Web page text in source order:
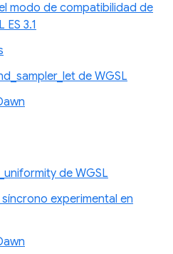
modo de compatibilidad de
3.1
de WGSL
de WGSL
experimental en